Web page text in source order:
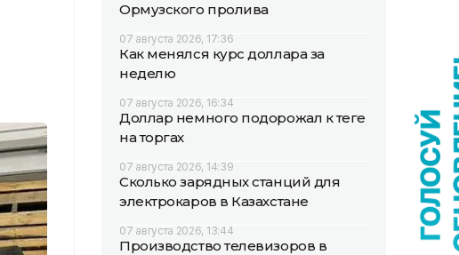
Ормузского пролива
07 августа 2026, 17:36
Как менялся курс доллара за
неделю
07 августа 2026, 16:34
Доллар немного подорожал к теңге
на торгах
07 августа 2026, 14:39
Сколько зарядных станций для
электрокаров в Казахстане
07 августа 2026, 13:44
Производство телевизоров в